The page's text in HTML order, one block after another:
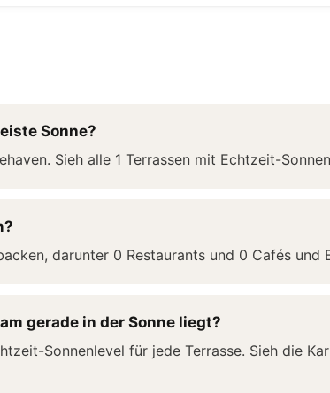
Sonne?
Sieh alle 1 Terrassen mit Echtzeit-
darunter 0 Restaurants und 0 Cafés und
gerade in der Sonne liegt?
Sonnenlevel für jede Terrasse. Sieh die